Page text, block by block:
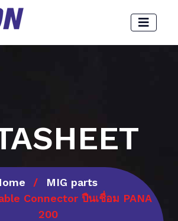
MIG parts
Connector ปืนเชื่อม PANA
200